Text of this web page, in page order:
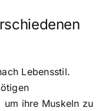
Lebensstil.
um ihre Muskeln zu